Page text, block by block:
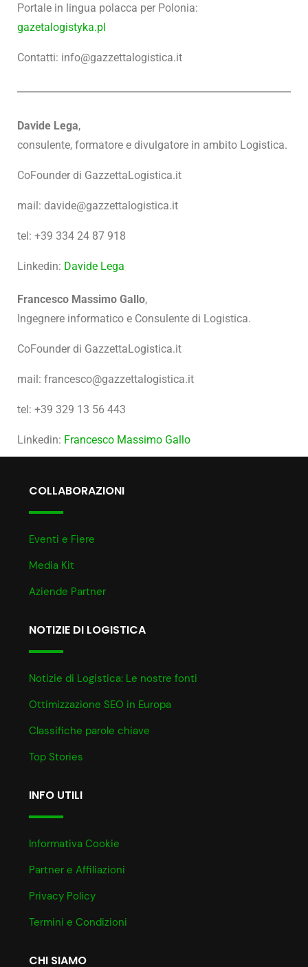
Portale in lingua polacca per Polonia:
gazetalogistyka.pl
Contatti: info@gazzettalogistica.it
Davide Lega,
consulente, formatore e divulgatore in ambito Logistica.
CoFounder di GazzettaLogistica.it
mail: davide@gazzettalogistica.it
tel: +39 334 24 87 918
Linkedin: Davide Lega
Francesco Massimo Gallo,
Ingegnere informatico e Consulente di Logistica.
CoFounder di GazzettaLogistica.it
mail: francesco@gazzettalogistica.it
tel: +39 329 13 56 443
Linkedin: Francesco Massimo Gallo
COLLABORAZIONI
Eventi e Fiere
Media Kit
Aziende Partner
NOTIZIE DI LOGISTICA
Notizie di Logistica: Le nostre fonti
Ottimizzazione SEO in Europa
Classifiche parole chiave
Top Stories
INFO UTILI
Informativa Cookie
Partner e Affiliazioni
Privacy Policy
Termini e Condizioni
CHI SIAMO